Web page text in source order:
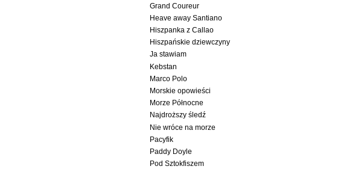
Grand Coureur
Heave away Santiano
Hiszpanka z Callao
Hiszpańskie dziewczyny
Ja stawiam
Kebstan
Marco Polo
Morskie opowieści
Morze Północne
Najdroższy śledź
Nie wróce na morze
Pacyfik
Paddy Doyle
Pod Sztokfiszem